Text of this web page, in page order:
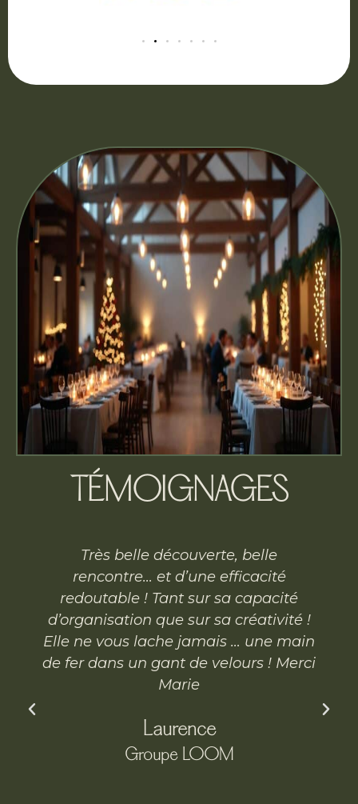
TÉMOIGNAGES
Très belle découverte, belle
rencontre… et d’une efficacité
redoutable ! Tant sur sa capacité
d’organisation que sur sa créativité !
Elle ne vous lache jamais … une main
de fer dans un gant de velours ! Merci
Marie
Laurence
Groupe LOOM